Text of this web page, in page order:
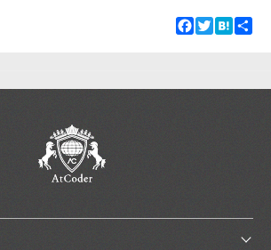
Facebook
TwitterHatena